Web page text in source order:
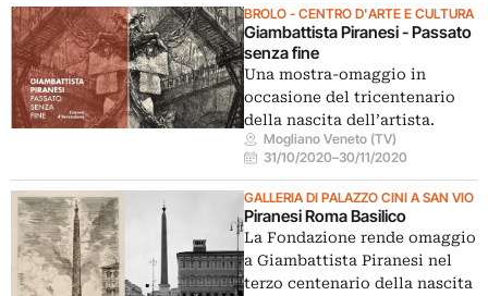
BROLO - CENTRO D'ARTE E CULTURA
Giambattista Piranesi - Passato
senza fine
Una mostra-omaggio in
occasione del tricentenario
della nascita dell’artista.
Mogliano Veneto (TV)
31/10/2020–30/11/2020
GALLERIA DI PALAZZO CINI A SAN VIO
Piranesi Roma Basilico
La Fondazione rende omaggio
a Giambattista Piranesi nel
terzo centenario della nascita